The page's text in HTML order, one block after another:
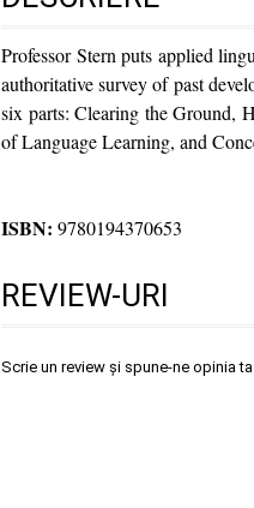
Professor Stern puts applied
authoritative survey of past
six parts: Clearing the Ground,
of Language Learning, and
ISBN: 9780194370653
REVIEW-URI
Scrie un review și spune-ne opinia